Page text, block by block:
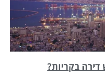
דירה בקריות?